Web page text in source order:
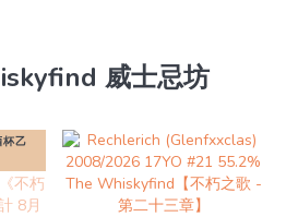
威士忌坊
乙